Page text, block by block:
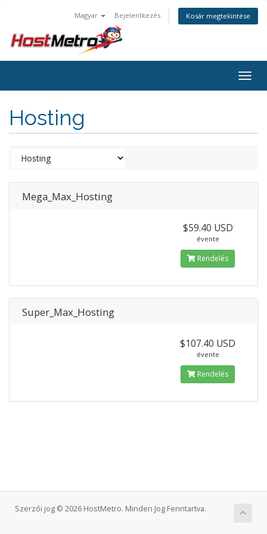
Magyar Bejelentkezés Kosár megtekintése
Hosting
Mega_Max_Hosting
$59.40 USD
évente
Rendelés
Super_Max_Hosting
$107.40 USD
évente
Rendelés
Szerzői jog © 2026 HostMetro. Minden Jog Fenntartva.